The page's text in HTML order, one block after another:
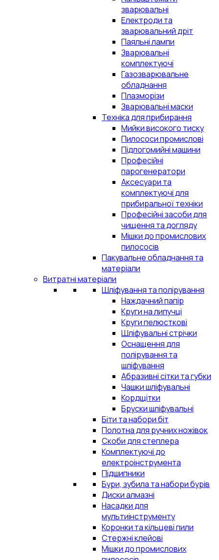
зварювальні
Електроди та
зварювальний дріт
Паяльні лампи
Зварювальні
комплектуючі
Газозварювальне
обладнання
Плазморізи
Зварювальні маски
Техніка для прибирання
Мийки високого тиску
Пилососи промислові
Підлогомийні машини
Професійні
парогенератори
Аксесуари та
комплектуючі для
прибиральної техніки
Професійні засоби для
чищення та догляду
Мішки до промислових
пилососів
Пакувальне обладнання та
матеріали
Витратні матеріали
Шліфування та полірування
Наждачний папір
Круги на липучці
Круги пелюсткові
Шліфувальні стрічки
Оснащення для
полірування та
шліфування
Абразивні сітки та губки
Чашки шліфувальні
Кордщітки
Бруски шліфувальні
Біти та набори біт
Полотна для ручних ножівок
Скоби для степлера
Комплектуючі до
електроінструмента
Підшипники
Бури, зубила та набори бурів
Диски алмазні
Насадки для
мультиінструменту
Коронки та кільцеві пили
Стержні клейові
Мішки до промислових